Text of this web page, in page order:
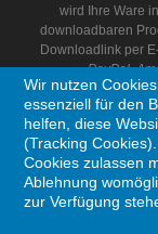
wird Ihre Ware
downloadbaren
Downloadlink per
PayPal,
Copyright © 1995 - 2026
Wir nutzen
essenziell für den
helfen, diese
(Tracking
Cookies zulassen
Ablehnung
zur Verfügung